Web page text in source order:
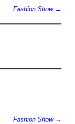
Fashion Show →
Fashion Show →